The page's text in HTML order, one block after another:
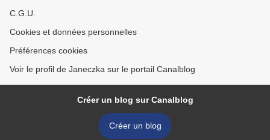
C.G.U.
Cookies et données personnelles
Préférences cookies
Voir le profil de Janeczka sur le portail Canalblog
Créer un blog sur Canalblog
Créer un blog